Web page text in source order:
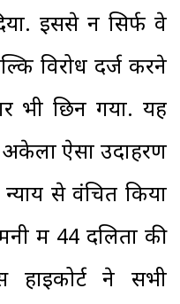
इससे न सिर्फ वे
विरोध दर्ज करने
भी छिन गया. यह
ऐसा उदाहरण
से वंचित किया
में 44 दलितों की
हाइकोर्ट ने सभी